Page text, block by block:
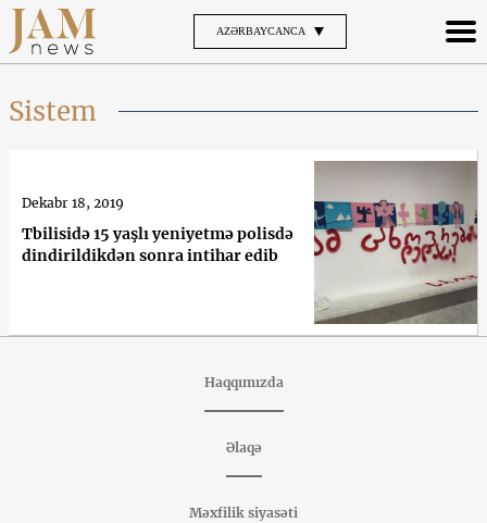
AZƏRBAYCANCA
Sistem
Tbilisidə 15 yaşlı yeniyetmə polisdə
dindirildikdən sonra intihar edib
Dekabr 18, 2019
Haqqımızda
Əlaqə
Məxfilik siyasəti